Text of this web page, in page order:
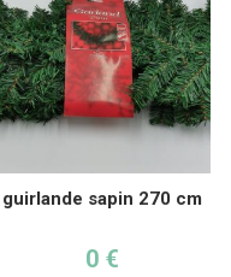
guirlande sapin 270 cm
0 €